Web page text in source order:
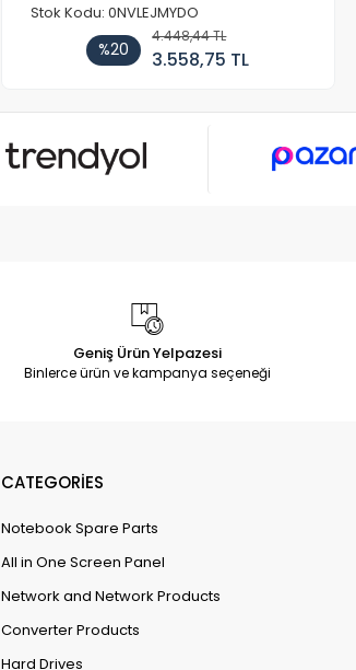
Stok Kodu: 0NVLEJMYDO
%20
4.448,44 TL
3.558,75 TL
Geniş Ürün Yelpazesi
Binlerce ürün ve kampanya seçeneği
CATEGORİES
Notebook Spare Parts
All in One Screen Panel
Network and Network Products
Converter Products
Hard Drives